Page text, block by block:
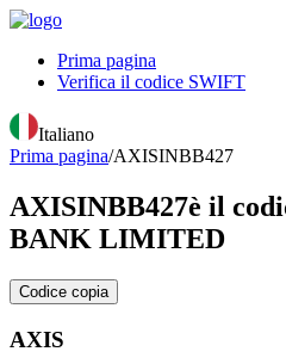
Prima pagina
Verifica il codice SWIFT
Italiano
Prima pagina/AXISINBB427
AXISINBB427è il
BANK LIMITED
Codice copia
AXIS